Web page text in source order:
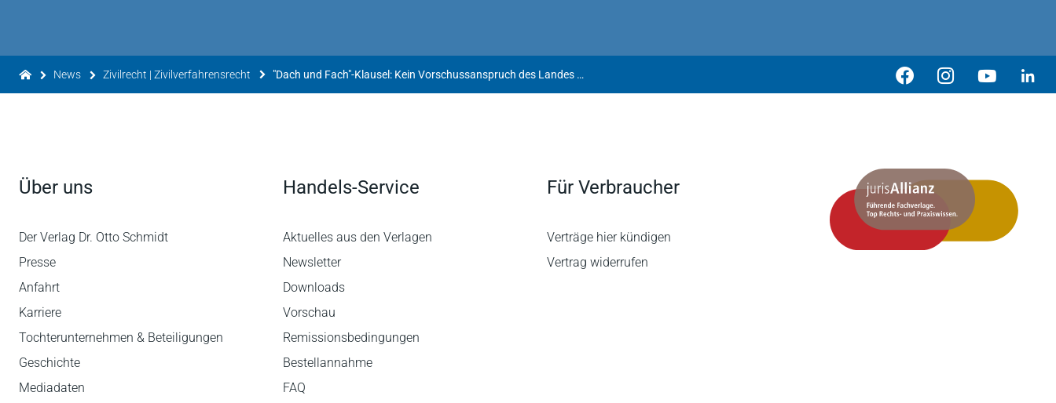
News Zivilrecht | Zivilverfahrensrecht "Dach und Fach"-Klausel: Kein Vorschussanspruch des Landes Hessen gegen Vermieter wegen großflächiger Innenputzschäden
Über uns
Der Verlag Dr. Otto Schmidt
Presse
Anfahrt
Karriere
Tochterunternehmen & Beteiligungen
Geschichte
Mediadaten
Handels-Service
Aktuelles aus den Verlagen
Newsletter
Downloads
Vorschau
Remissionsbedingungen
Bestellannahme
FAQ
Für Verbraucher
Verträge hier kündigen
Vertrag widerrufen